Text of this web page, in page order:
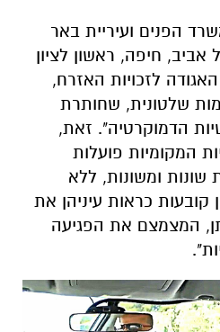
הפנים ועיריית באר
חיפה, ראשון לציון
לזכויות האזרח,
שלטונית, שחותרת
הדמוקרטיה". זאת,
המקומיות פועלות
ומשונות, ללא
כראות עיניהן את
המצמצם את הפגיעה